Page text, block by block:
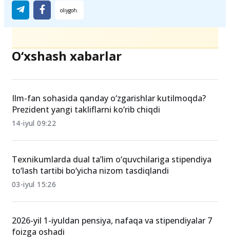
O‘xshash xabarlar
Ilm-fan sohasida qanday o‘zgarishlar kutilmoqda?
Prezident yangi takliflarni ko‘rib chiqdi
14-iyul 09:22
Texnikumlarda dual ta’lim o‘quvchilariga stipendiya
to‘lash tartibi bo‘yicha nizom tasdiqlandi
03-iyul 15:26
2026-yil 1-iyuldan pensiya, nafaqa va stipendiyalar 7
foizga oshadi